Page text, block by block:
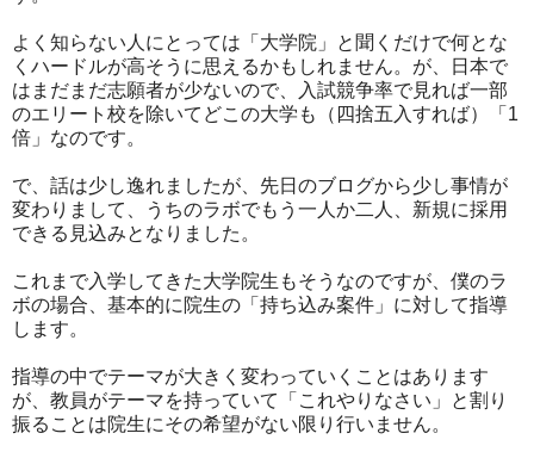
よく知らない人にとっては「大学院」と聞くだけで何とな
くハードルが高そうに思えるかもしれません。が、日本で
はまだまだ志願者が少ないので、入試競争率で見れば一部
のエリート校を除いてどこの大学も（四捨五入すれば）「1
倍」なのです。
で、話は少し逸れましたが、先日のブログから少し事情が
変わりまして、うちのラボでもう一人か二人、新規に採用
できる見込みとなりました。
これまで入学してきた大学院生もそうなのですが、僕のラ
ボの場合、基本的に院生の「持ち込み案件」に対して指導
します。
指導の中でテーマが大きく変わっていくことはあります
が、教員がテーマを持っていて「これやりなさい」と割り
振ることは院生にその希望がない限り行いません。